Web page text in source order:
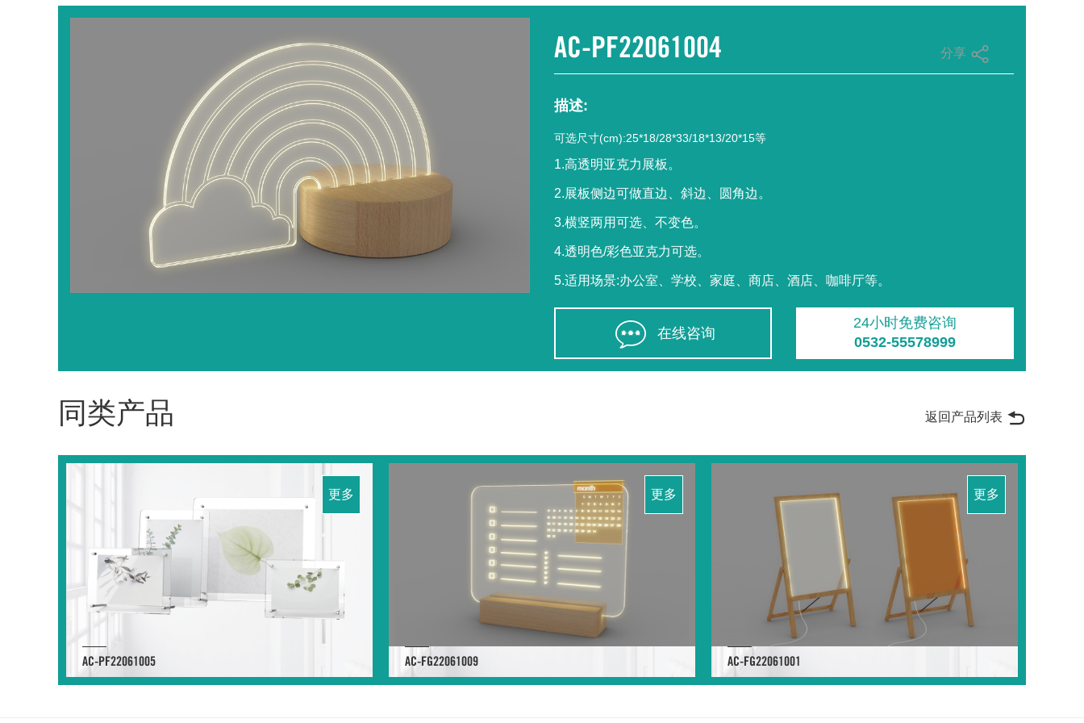
AC-PF22061004 分享
描述:
可选尺寸(cm):25*18/28*33/18*13/20*15等
1.高透明亚克力展板。
2.展板侧边可做直边、斜边、圆角边。
3.横竖两用可选、不变色。
4.透明色/彩色亚克力可选。
5.适用场景:办公室、学校、家庭、商店、酒店、咖啡厅等。
在线咨询
24小时免费咨询
0532-55578999
同类产品 返回产品列表
更多
AC-PF22061005
更多
AC-FG22061009
更多
AC-FG22061001